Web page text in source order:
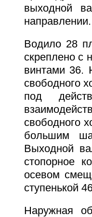
выходной
направлении.
Водило 28
скреплено с
винтами 36.
свободного
под
свободного
большим
Выходной
стопорное
осевом
ступенькой
Наружная